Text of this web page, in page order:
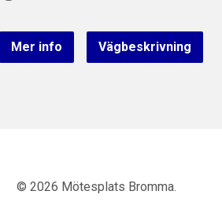
Mer info Vägbeskrivning
© 2026 Mötesplats Bromma.